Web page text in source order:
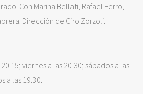
Con Marina Bellati, Rafael Ferro,
Dirección de Ciro Zorzoli.
viernes a las 20.30; sábados a las
a las 19.30.